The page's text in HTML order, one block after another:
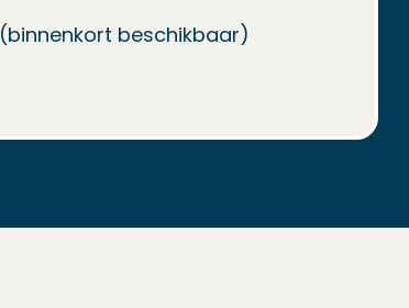
(binnenkort beschikbaar)